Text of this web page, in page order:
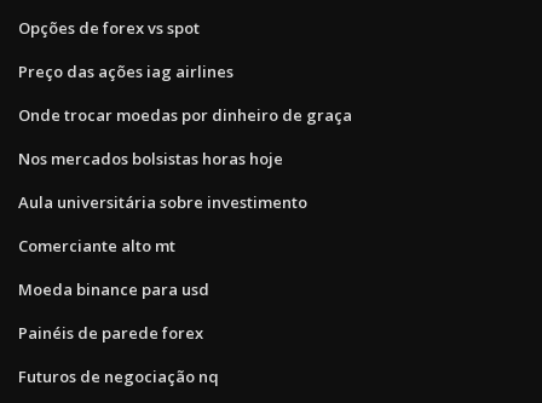
Opções de forex vs spot
Preço das ações iag airlines
Onde trocar moedas por dinheiro de graça
Nos mercados bolsistas horas hoje
Aula universitária sobre investimento
Comerciante alto mt
Moeda binance para usd
Painéis de parede forex
Futuros de negociação nq